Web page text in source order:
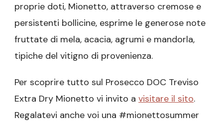
proprie doti, Mionetto, attraverso cremose e
persistenti bollicine, esprime le generose note
fruttate di mela, acacia, agrumi e mandorla,
tipiche del vitigno di provenienza.
Per scoprire tutto sul Prosecco DOC Treviso
Extra Dry Mionetto vi invito a visitare il sito.
Regalatevi anche voi una #mionettosummer